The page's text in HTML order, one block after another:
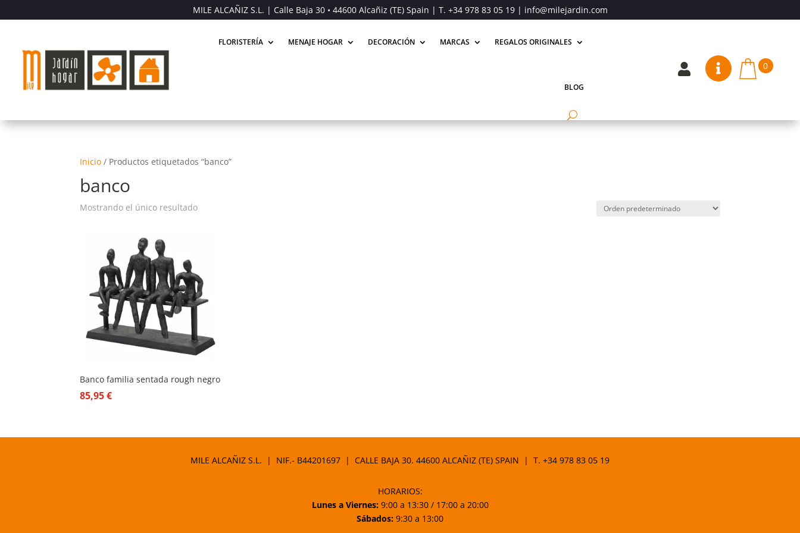
MILE ALCAÑIZ S.L. | Calle Baja 30 • 44600 Alcañiz (TE) Spain | T. +34 978 83 05 19| info@milejardin.com
FLORISTERÍA MENAJE HOGAR DECORACIÓN MARCAS REGALOS ORIGINALES
BLOG
  0
Inicio / Productos etiquetados “banco”
banco
Mostrando el único resultado
Banco familia sentada rough negro
85,95€
MILE ALCAÑIZ S.L. | NIF.- B44201697 | CALLE BAJA 30. 44600 ALCAÑIZ (TE) SPAIN | T. +34 978 83 05 19
HORARIOS:
Lunes a Viernes:9:00 a 13:30 / 17:00 a 20:00
Sábados: 9:30 a 13:00